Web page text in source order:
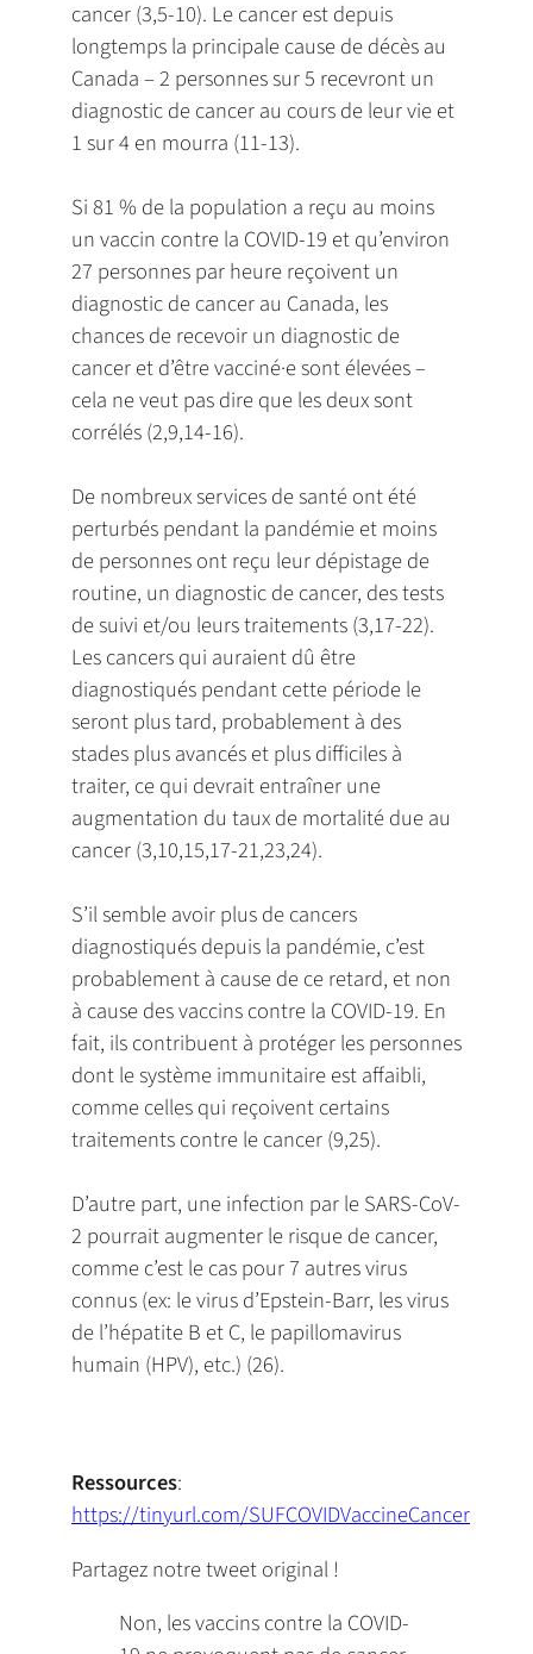
cancer (3,5-10). Le cancer est depuis
longtemps la principale cause de décès au
Canada – 2 personnes sur 5 recevront un
diagnostic de cancer au cours de leur vie et
1 sur 4 en mourra (11-13).
Si 81 % de la population a reçu au moins
un vaccin contre la COVID-19 et qu’environ
27 personnes par heure reçoivent un
diagnostic de cancer au Canada, les
chances de recevoir un diagnostic de
cancer et d’être vacciné·e sont élevées –
cela ne veut pas dire que les deux sont
corrélés (2,9,14-16).
De nombreux services de santé ont été
perturbés pendant la pandémie et moins
de personnes ont reçu leur dépistage de
routine, un diagnostic de cancer, des tests
de suivi et/ou leurs traitements (3,17-22).
Les cancers qui auraient dû être
diagnostiqués pendant cette période le
seront plus tard, probablement à des
stades plus avancés et plus difficiles à
traiter, ce qui devrait entraîner une
augmentation du taux de mortalité due au
cancer (3,10,15,17-21,23,24).
S’il semble avoir plus de cancers
diagnostiqués depuis la pandémie, c’est
probablement à cause de ce retard, et non
à cause des vaccins contre la COVID-19. En
fait, ils contribuent à protéger les personnes
dont le système immunitaire est affaibli,
comme celles qui reçoivent certains
traitements contre le cancer (9,25).
D’autre part, une infection par le SARS-CoV-
2 pourrait augmenter le risque de cancer,
comme c’est le cas pour 7 autres virus
connus (ex: le virus d’Epstein-Barr, les virus
de l’hépatite B et C, le papillomavirus
humain (HPV), etc.) (26).
Ressources:
https://tinyurl.com/SUFCOVIDVaccineCancer
Partagez notre tweet original !
Non, les vaccins contre la COVID-